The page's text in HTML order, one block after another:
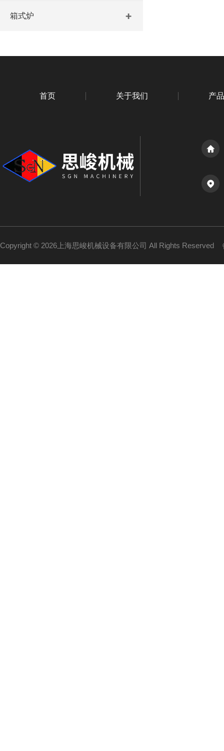
箱式炉
首页 关于我们 产
Copyright © 2026上海思峻机械设备有限公司 All Rights Reserved